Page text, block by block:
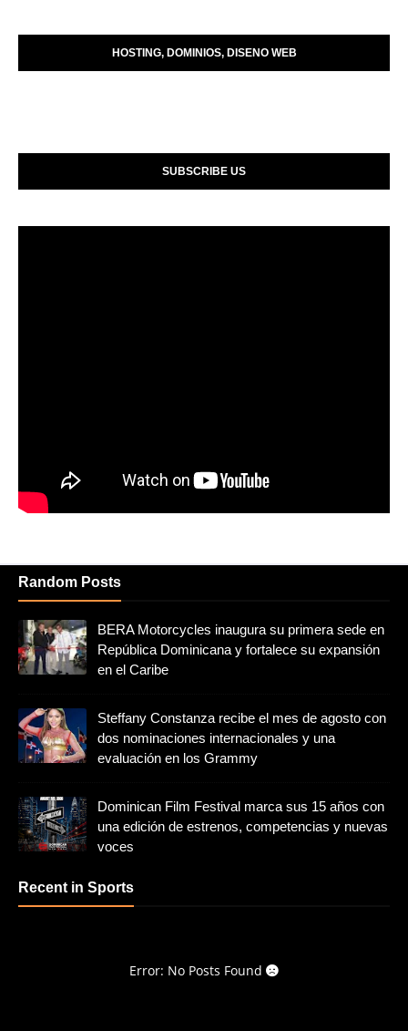
HOSTING, DOMINIOS, DISENO WEB
SUBSCRIBE US
Random Posts
BERA Motorcycles inaugura su primera sede en
República Dominicana y fortalece su expansión
en el Caribe
Steffany Constanza recibe el mes de agosto con
dos nominaciones internacionales y una
evaluación en los Grammy
Dominican Film Festival marca sus 15 años con
una edición de estrenos, competencias y nuevas
voces
Recent in Sports
Error: No Posts Found